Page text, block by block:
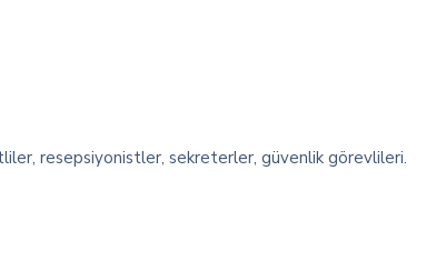
resepsiyonistler, sekreterler, güvenlik görevlileri.